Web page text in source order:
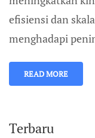
efisiensi dan
menghadapi
READ MORE
Terbaru